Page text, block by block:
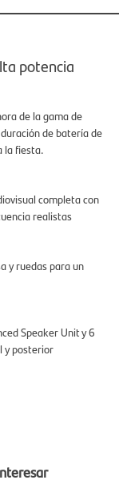
potencia
de la gama de
de batería de
la fiesta.
completa con
realistas
y ruedas para un
Speaker Unit y 6
y posterior